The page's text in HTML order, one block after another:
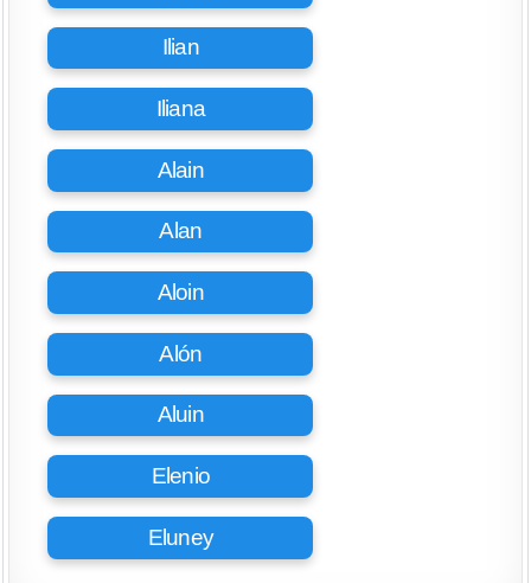
Ilian
Iliana
Alain
Alan
Aloin
Alón
Aluin
Elenio
Eluney